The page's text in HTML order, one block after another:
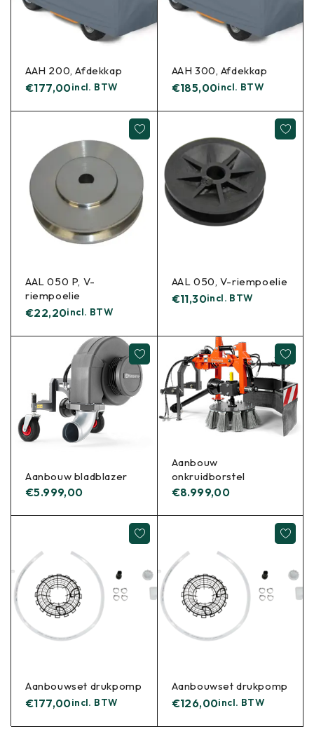
AAH 200, Afdekkap
€177,00incl. BTW
AAH 300, Afdekkap
€185,00incl. BTW
AAL 050 P, V-
riempoelie
€22,20incl. BTW
AAL 050, V-riempoelie
€11,30incl. BTW
Aanbouw bladblazer
€5.999,00
Aanbouw
onkruidborstel
€8.999,00
Aanbouwset drukpomp
€177,00incl. BTW
Aanbouwset drukpomp
€126,00incl. BTW